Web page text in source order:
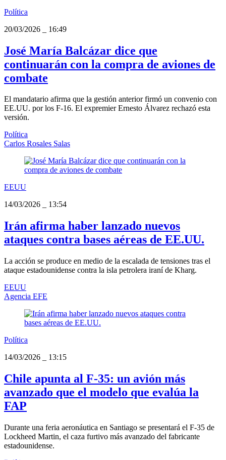
Política
20/03/2026
16:49
José María Balcázar dice que
continuarán con la compra de aviones de
combate
El mandatario afirma que la gestión anterior firmó un convenio con
EE.UU. por los F-16. El expremier Ernesto Álvarez rechazó esta
versión.
Política
Carlos Rosales Salas
EEUU
14/03/2026
13:54
Irán afirma haber lanzado nuevos
ataques contra bases aéreas de EE.UU.
La acción se produce en medio de la escalada de tensiones tras el
ataque estadounidense contra la isla petrolera iraní de Kharg.
EEUU
Agencia EFE
Política
14/03/2026
13:15
Chile apunta al F-35: un avión más
avanzado que el modelo que evalúa la
FAP
Durante una feria aeronáutica en Santiago se presentará el F-35 de
Lockheed Martin, el caza furtivo más avanzado del fabricante
estadounidense.